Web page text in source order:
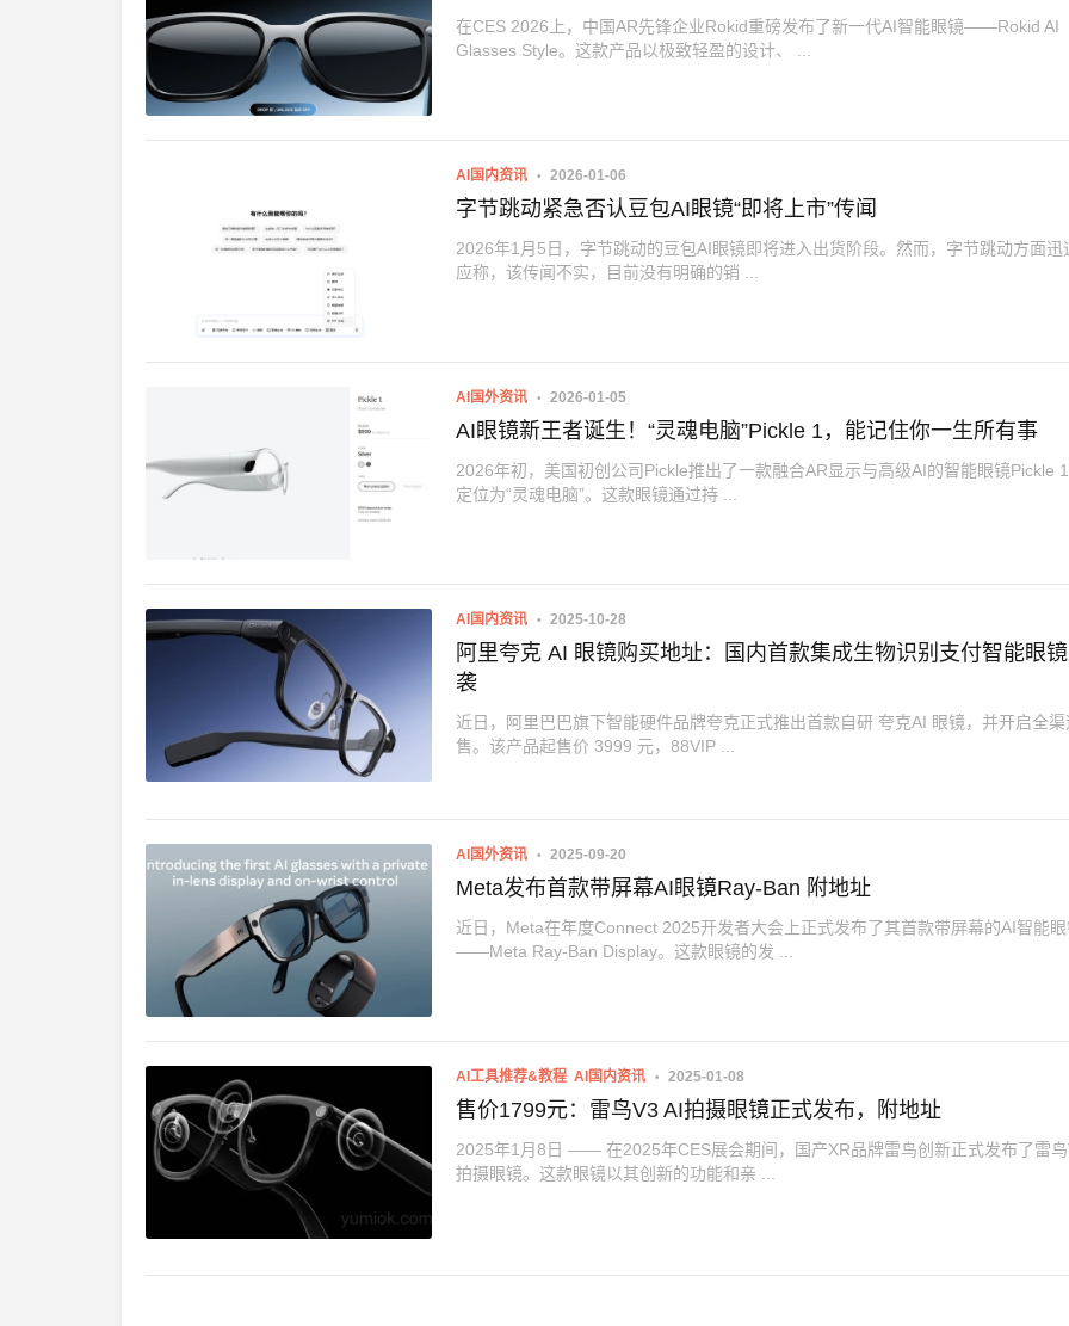
在CES 2026上，中国AR先锋企业Rokid重磅发布了新一代AI智能眼镜——Rokid AI
Glasses Style。这款产品以极致轻盈的设计、 ...
AI国内资讯 2026-01-06
字节跳动紧急否认豆包AI眼镜“即将上市”传闻
2026年1月5日，字节跳动的豆包AI眼镜即将进入出货阶段。然而，字节跳动方面迅
应称，该传闻不实，目前没有明确的销 ...
AI国外资讯 2026-01-05
AI眼镜新王者诞生！“灵魂电脑”Pickle 1，能记住你一生所有事
2026年初，美国初创公司Pickle推出了一款融合AR显示与高级AI的智能眼镜Pickle
定位为“灵魂电脑”。这款眼镜通过持 ...
AI国内资讯 2025-10-28
阿里夸克 AI 眼镜购买地址：国内首款集成生物识别支付智能眼
袭
近日，阿里巴巴旗下智能硬件品牌夸克正式推出首款自研 夸克AI 眼镜，并开启全渠
AI国外资讯 2025-09-20
Meta发布首款带屏幕AI眼镜Ray-Ban 附地址
近日，Meta在年度Connect 2025开发者大会上正式发布了其首款带屏幕的AI智能
——Meta Ray-Ban Display。这款眼镜的发 ...
AI工具推荐&教程 AI国内资讯 2025-01-08
售价1799元：雷鸟V3 AI拍摄眼镜正式发布，附地址
2025年1月8日 —— 在2025年CES展会期间，国产XR品牌雷鸟创新正式发布了雷
拍摄眼镜。这款眼镜以其创新的功能和亲 ...